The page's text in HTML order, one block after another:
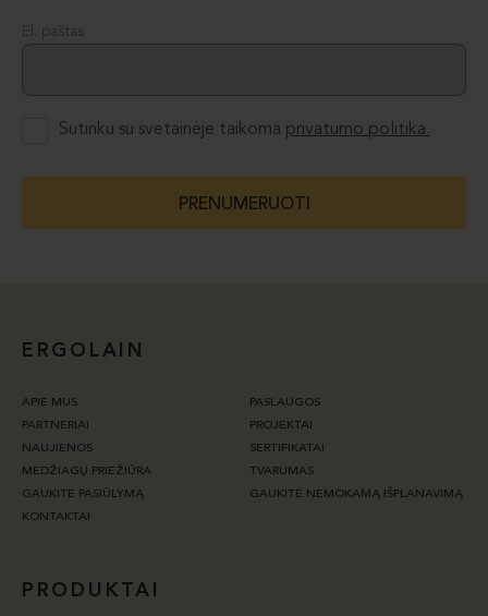
El. paštas
Sutinku su svetainėje taikoma privatumo politika.
PRENUMERUOTI
ERGOLAIN
APIE MUS
PASLAUGOS
PARTNERIAI
PROJEKTAI
NAUJIENOS
SERTIFIKATAI
MEDŽIAGŲ PRIEŽIŪRA
TVARUMAS
GAUKITE PASIŪLYMĄ
GAUKITE NEMOKAMĄ IŠPLANAVIMĄ
KONTAKTAI
PRODUKTAI